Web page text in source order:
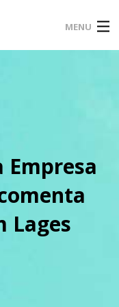
MENU
Empresa
Lages